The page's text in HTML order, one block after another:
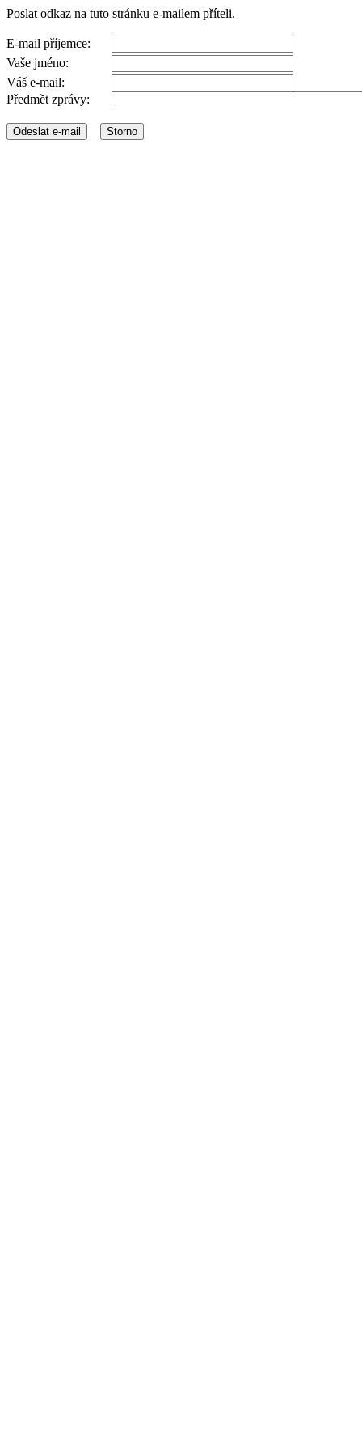
Poslat odkaz na tuto stránku e-mailem příteli.
E-mail příjemce:
Vaše jméno:
Váš e-mail:
Předmět zprávy: